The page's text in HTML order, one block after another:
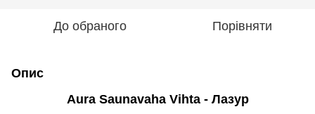
До обраного Порівняти
Опис
Aura Saunavaha Vihta - Лазур